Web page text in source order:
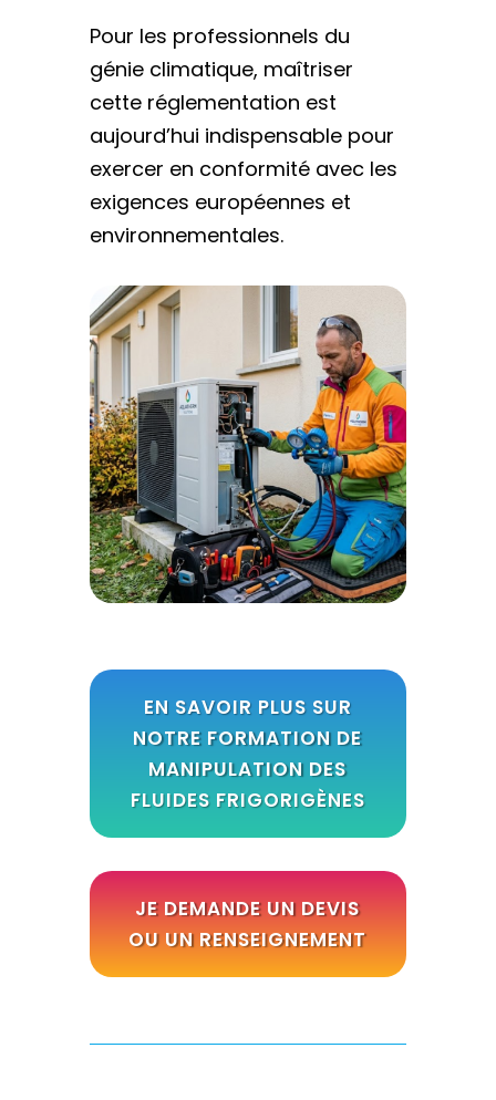
Pour les professionnels du
génie climatique, maîtriser
cette réglementation est
aujourd’hui indispensable pour
exercer en conformité avec les
exigences européennes et
environnementales.
EN SAVOIR PLUS SUR
NOTRE FORMATION DE
MANIPULATION DES
FLUIDES FRIGORIGÈNES
JE DEMANDE UN DEVIS
OU UN RENSEIGNEMENT